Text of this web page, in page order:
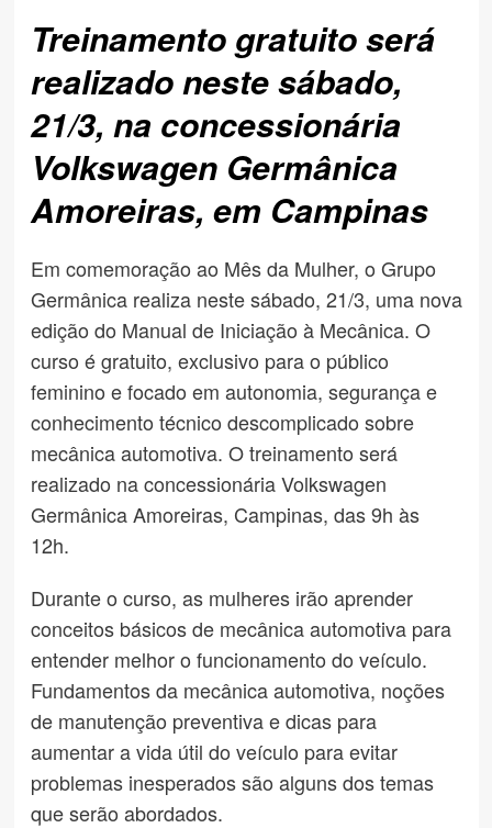
Treinamento gratuito será
realizado neste sábado,
21/3, na concessionária
Volkswagen Germânica
Amoreiras, em Campinas
Em comemoração ao Mês da Mulher, o Grupo
Germânica realiza neste sábado, 21/3, uma nova
edição do Manual de Iniciação à Mecânica. O
curso é gratuito, exclusivo para o público
feminino e focado em autonomia, segurança e
conhecimento técnico descomplicado sobre
mecânica automotiva. O treinamento será
realizado na concessionária Volkswagen
Germânica Amoreiras, Campinas, das 9h às
12h.
Durante o curso, as mulheres irão aprender
conceitos básicos de mecânica automotiva para
entender melhor o funcionamento do veículo.
Fundamentos da mecânica automotiva, noções
de manutenção preventiva e dicas para
aumentar a vida útil do veículo para evitar
problemas inesperados são alguns dos temas
que serão abordados.